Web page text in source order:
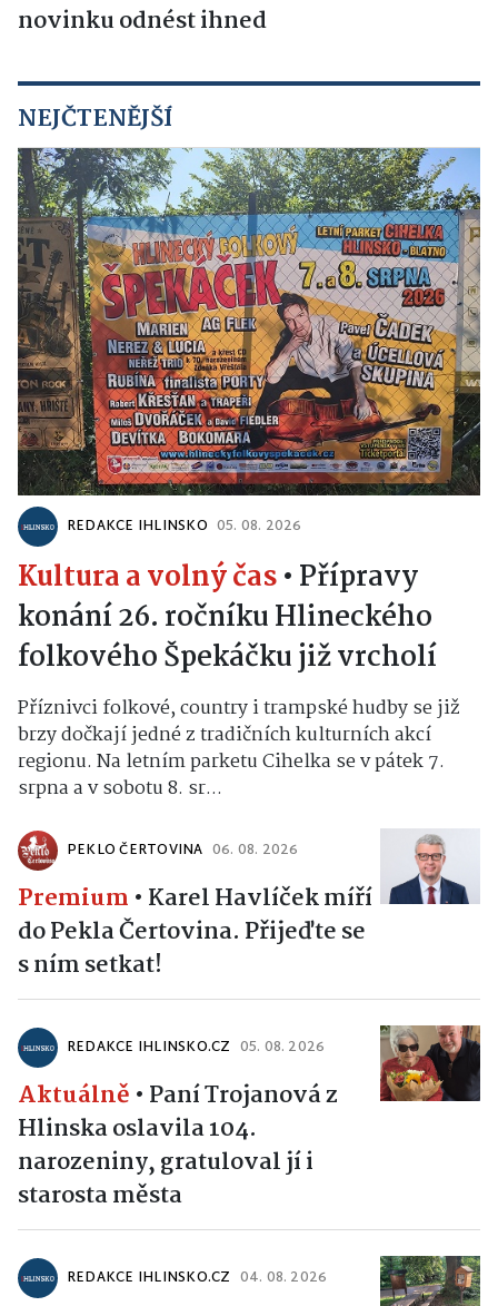
novinku odnést ihned
NEJČTENĚJŠÍ
REDAKCE IHLINSKO 05. 08. 2026
Kultura a volný čas• Přípravy
konání 26. ročníku Hlineckého
folkového Špekáčku již vrcholí
Příznivci folkové, country i trampské hudby se již
brzy dočkají jedné z tradičních kulturních akcí
regionu. Na letním parketu Cihelka se v pátek 7.
srpna a v sobotu 8. sr...
PEKLO ČERTOVINA 06. 08. 2026
Premium • Karel Havlíček míří
do Pekla Čertovina. Přijeďte se
s ním setkat!
REDAKCE IHLINSKO.CZ 05. 08. 2026
Aktuálně • Paní Trojanová z
Hlinska oslavila 104.
narozeniny, gratuloval jí i
starosta města
REDAKCE IHLINSKO.CZ 04. 08. 2026